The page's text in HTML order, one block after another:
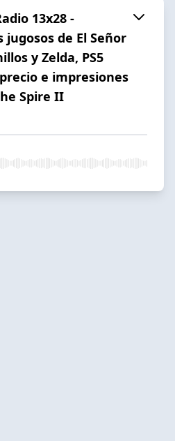
13x28 -
jugosos de El Señor
y Zelda, PS5
e impresiones
Spire II